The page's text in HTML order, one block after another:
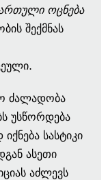
ოცნება
შექმნას
ძალადობა
უსწორდება
სასტიკი
ასეთი
აძლევს